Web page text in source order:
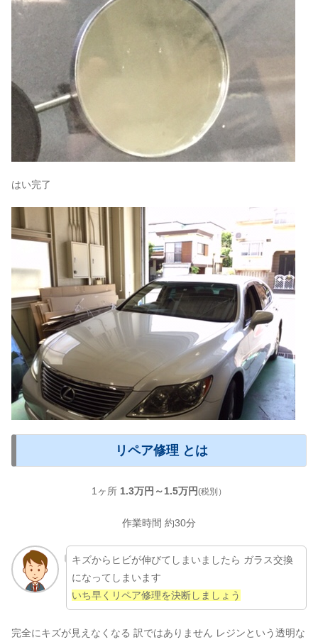
はい完了
リペア修理 とは
1ヶ所 1.3万円～1.5万円(税別）
作業時間 約30分
キズからヒビが伸びてしまいましたら ガラス交換
になってしまいます
いち早くリペア修理を決断しましょう
完全にキズが見えなくなる 訳ではありません レジンという透明な